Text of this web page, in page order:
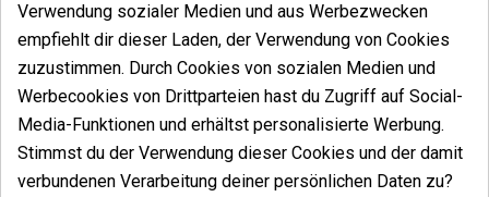
Dasaromatische Profil von Gaia F1 Autoist
komplex und ansprechend. Es zeichnen sichsüße
und fruchtige Noten mit zitrusartigen Nuancen
und einem frischen, minzigen Hintergrund
ab. Ihr
Terpenreichtum umfasst:
Myrcen : erdiges und entspannendes Aroma.
Terpinolen : frische und kräuterige Noten.
Caryophyllen: würzige Nuance.
Verwendung sozialer Medien und aus Werbezwecken
empfiehlt dir dieser Laden, der Verwendung von Cookies
zuzustimmen. Durch Cookies von sozialen Medien und
Werbecookies von Drittparteien hast du Zugriff auf Social-
Media-Funktionen und erhältst personalisierte Werbung.
Stimmst du der Verwendung dieser Cookies und der damit
verbundenen Verarbeitung deiner persönlichen Daten zu?